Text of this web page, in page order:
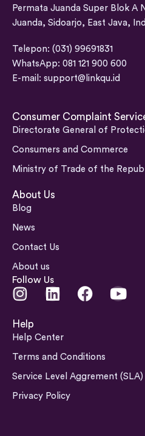
Permata Juanda Super Blok A
Juanda, Sidoarjo, East Java,
Telepon: (031) 99691831
WhatsApp: 081 121 900 600
E-mail: support@linkqu.id
Consumer Complaint
Directorate General of
Consumers and Commerce
Ministry of Trade of the
About Us
Blog
News
Contact Us
About us
Follow Us
I
s
t
a
r
a
L
k
e
i
n
F
b
o
Y
b
e
Help
Help Center
Terms and Conditions
Service Level Aggrement (SLA)
Privacy Policy